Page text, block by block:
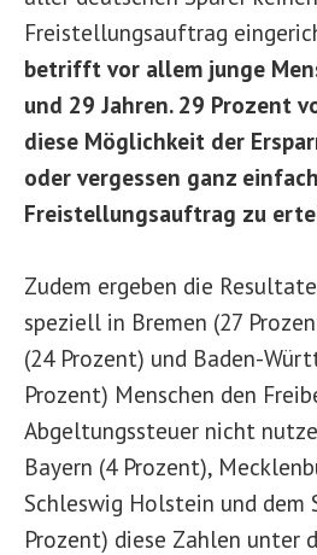
Freistellungsauftrag
betrifft vor allem junge
und 29 Jahren. 29 Prozent
diese Möglichkeit der
oder vergessen ganz
Freistellungsauftrag zu
Zudem ergeben die
speziell in Bremen (27
(24 Prozent) und Baden-
Prozent) Menschen den
Abgeltungssteuer nicht
Bayern (4 Prozent),
Schleswig Holstein und dem
Prozent) diese Zahlen unter